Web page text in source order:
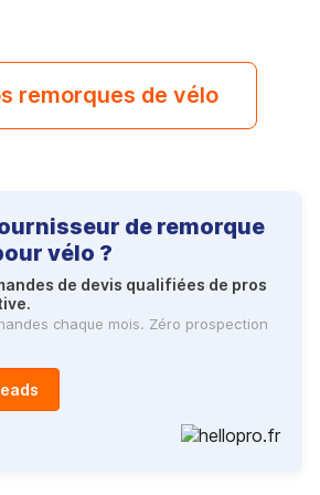
remorques de vélo
de remorque
vélo ?
de devis qualifiées de pros
chaque mois. Zéro prospection